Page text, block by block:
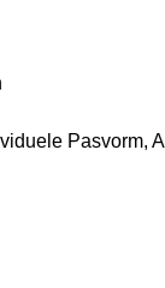
Pasvorm,